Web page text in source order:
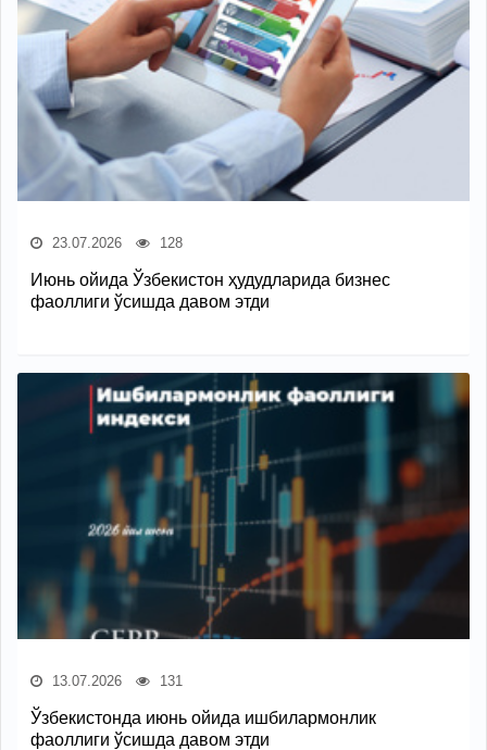
23.07.2026 128
Июнь ойида Ўзбекистон ҳудудларида бизнес
фаоллиги ўсишда давом этди
13.07.2026 131
Ўзбекистонда июнь ойида ишбилармонлик
фаоллиги ўсишда давом этди